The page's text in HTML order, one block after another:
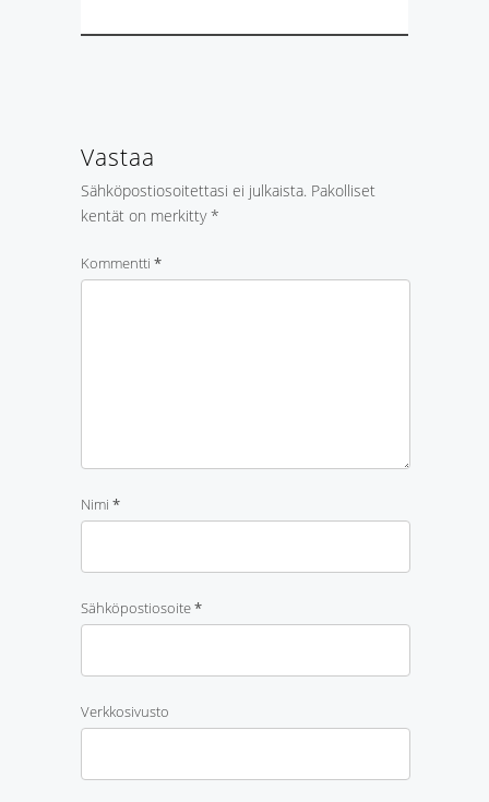
Vastaa
Sähköpostiosoitettasi ei julkaista. Pakolliset
kentät on merkitty*
Kommentti *
Nimi *
Sähköpostiosoite*
Verkkosivusto